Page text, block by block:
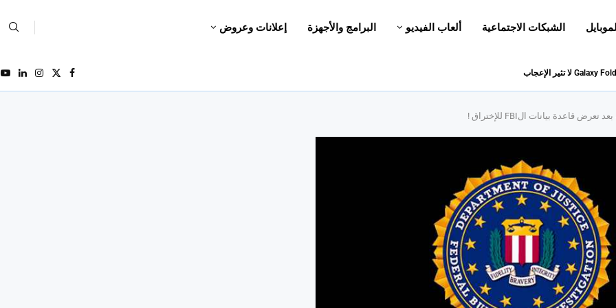
الموبايل الشبكات الاجتماعية ألعاب الفيديو البرامج والأجهزة إعلانات وعروض